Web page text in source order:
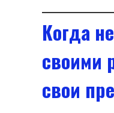
Когда
своими
свои